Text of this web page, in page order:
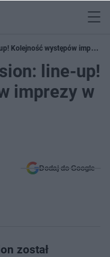
Kolejność występów imprezy
line-up!
imprezy w
Dodaj do Google
został